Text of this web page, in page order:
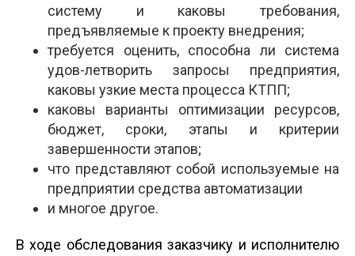
систему и каковы требования,
предъявляемые к проекту внедрения;
требуется оценить, способна ли система
удов-летворить запросы предприятия,
каковы узкие места процесса КТПП;
каковы варианты оптимизации ресурсов,
бюджет, сроки, этапы и критерии
завершенности этапов;
что представляют собой используемые на
предприятии средства автоматизации
и многое другое.
В ходе обследования заказчику и исполнителю